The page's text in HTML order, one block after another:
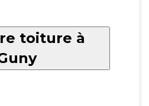
toiture à